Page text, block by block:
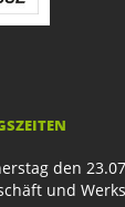
den
und